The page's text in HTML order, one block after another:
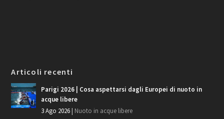
Articoli recenti
Parigi 2026 | Cosa aspettarsi dagli Europei di nuoto in
acque libere
3 Ago 2026| Nuoto in acque libere